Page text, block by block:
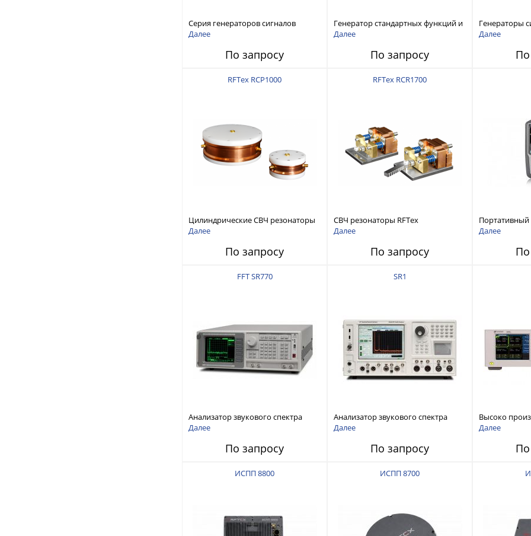
Серия генераторов сигналов
произвольной формы и
Далее
По запросу
Генератор стандартных функций и
сигналов произвольной формы
Далее
По запросу
Генераторы
Далее
По
RFTex RCP1000
Цилиндрические СВЧ резонаторы
RFTex RCP1000
Далее
По запросу
RFTex RCR1700
СВЧ резонаторы RFTex
RCR1700 для тонких листов
Далее
По запросу
анализатор
до 26,5 ГГц
Далее
По
FFT SR770
Анализатор звукового спектра
Stanford Research Systems FFT
Далее
По запросу
SR1
Анализатор звукового спектра
Stanford Research Systems SR1
Далее
По запросу
Высоко
Далее
По
ИСПП 8800 ИСПП 8700